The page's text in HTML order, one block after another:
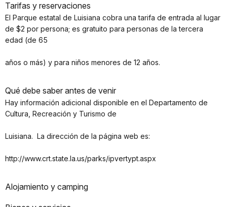
Tarifas y reservaciones
El Parque estatal de Luisiana cobra una tarifa de entrada al lugar
de $2 por persona; es gratuito para personas de la tercera
edad (de 65
años o más) y para niños menores de 12 años.
Qué debe saber antes de venir
Hay información adicional disponible en el Departamento de
Cultura, Recreación y Turismo de
Luisiana. La dirección de la página web es:
http://www.crt.state.la.us/parks/ipvertypt.aspx
Alojamiento y camping